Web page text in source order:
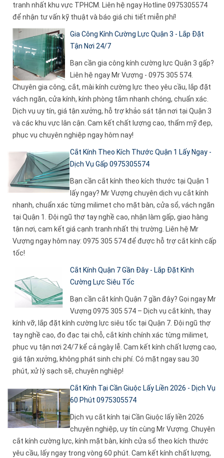
tranh nhất khu vực TPHCM. Liên hệ ngay Hotline 0975305574
để nhận tư vấn kỹ thuật và báo giá chi tiết miễn phí!
Gia Công Kính Cường Lực Quận 3 - Lắp Đặt
Tận Nơi 24/7
Bạn cần gia công kính cường lực Quận 3 gấp?
Liên hệ ngay Mr Vượng - 0975 305 574.
Chuyên gia công, cắt, mài kính cường lực theo yêu cầu, lắp đặt
vách ngăn, cửa kính, kính phòng tắm nhanh chóng, chuẩn xác.
Dịch vụ uy tín, giá tận xưởng, hỗ trợ khảo sát tận nơi tại Quận 3
và các khu vực lân cận. Cam kết chất lượng cao, thẩm mỹ đẹp,
phục vụ chuyên nghiệp ngay hôm nay!
Cắt Kính Theo Kích Thước Quận 1 Lấy Ngay -
Dịch Vụ Gấp 0975305574
Bạn cần cắt kính theo kích thước tại Quận 1
lấy ngay? Mr Vượng chuyên dịch vụ cắt kính
nhanh, chuẩn xác từng milimet cho mặt bàn, cửa sổ, vách ngăn
tại Quận 1. Đội ngũ thợ tay nghề cao, nhận làm gấp, giao hàng
tận nơi, cam kết giá cạnh tranh nhất thị trường. Liên hệ Mr
Vượng ngay hôm nay: 0975 305 574 để được hỗ trợ cắt kính cấp
tốc!
Cắt Kính Quận 7 Gần Đây - Lắp Đặt Kính
Cường Lực Siêu Tốc
Bạn cần cắt kính Quận 7 gần đây? Gọi ngay Mr
Vượng 0975 305 574 – Dịch vụ cắt kính, thay
kính vỡ, lắp đặt kính cường lực siêu tốc tại Quận 7. Đội ngũ thợ
tay nghề cao, đo đạc tại chỗ, cắt kính chính xác từng milimet,
phục vụ tận nơi 24/7 kể cả ngày lễ. Cam kết kính chất lượng cao,
giá tận xưởng, không phát sinh chi phí. Có mặt ngay sau 30
phút, xử lý sạch sẽ, chuyên nghiệp!
Cắt Kính Tại Cần Giuộc Lấy Liền 2026 - Dịch Vụ
60 Phút 0975305574
Dịch vụ cắt kính tại Cần Giuộc lấy liền 2026
chuyên nghiệp, uy tín cùng Mr Vượng. Chuyên
cắt kính cường lực, kính mặt bàn, kính cửa sổ theo kích thước
yêu cầu, lấy ngay trong vòng 60 phút. Cam kết kính chất lượng,